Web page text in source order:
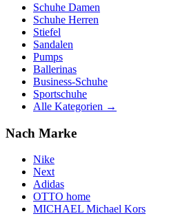
Schuhe Damen
Schuhe Herren
Stiefel
Sandalen
Pumps
Ballerinas
Business-Schuhe
Sportschuhe
Alle Kategorien →
Nach Marke
Nike
Next
Adidas
OTTO home
MICHAEL Michael Kors